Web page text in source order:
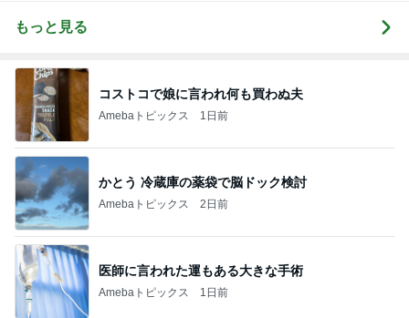
もっと見る
コストコで娘に言われ何も買わぬ夫
Amebaトピックス 1日前
かとう 冷蔵庫の薬袋で脳ドック検討
Amebaトピックス 2日前
医師に言われた運もある大きな手術
Amebaトピックス 1日前